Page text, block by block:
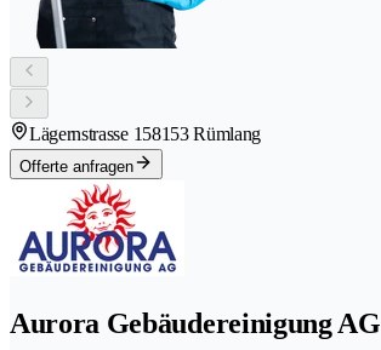
Lägernstrasse 158153 Rümlang
Offerte anfragen
Aurora Gebäudereinigung AG